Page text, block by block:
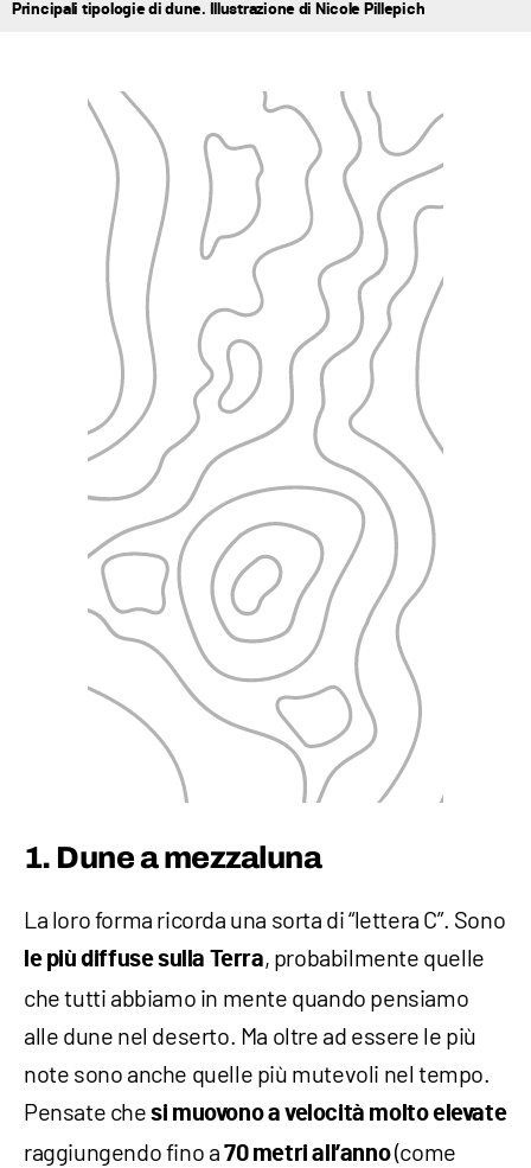
Principali tipologie di dune. Illustrazione di Nicole Pillepich
1. Dune a mezzaluna
La loro forma ricorda una sorta di “lettera C”. Sono
le più diffuse sulla Terra, probabilmente quelle
che tutti abbiamo in mente quando pensiamo
alle dune nel deserto. Ma oltre ad essere le più
note sono anche quelle più mutevoli nel tempo.
Pensate chesi muovono a velocità molto elevate
raggiungendo fino a70 metri all’anno(come